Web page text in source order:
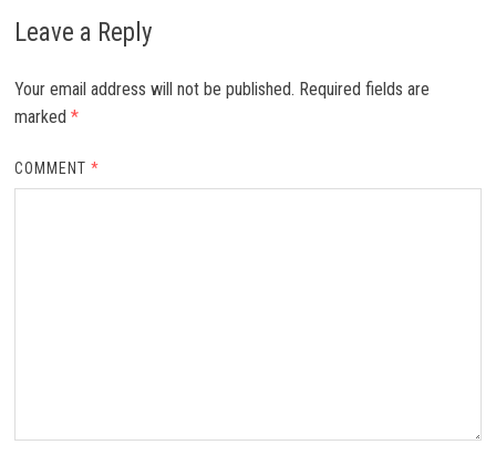
Leave a Reply
Your email address will not be published. Required fields are
marked *
COMMENT*